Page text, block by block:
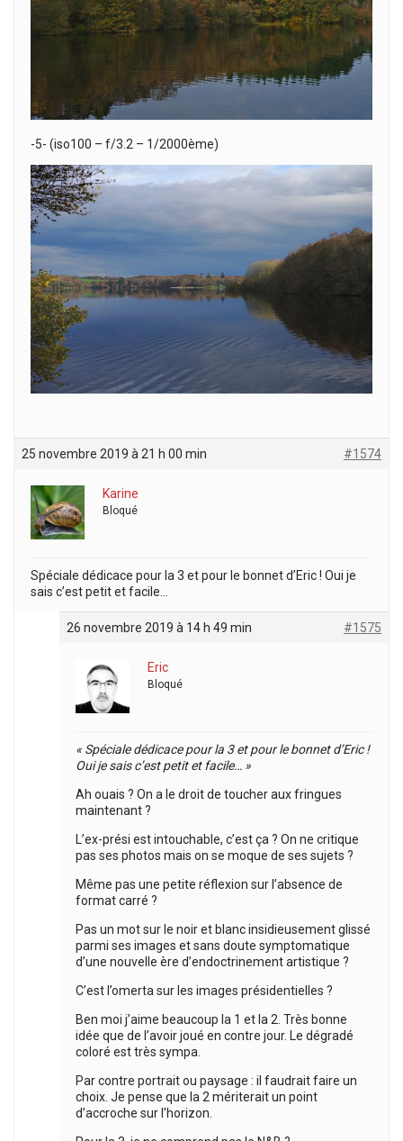
-5- (iso100 – f/3.2 – 1/2000ème)
25 novembre 2019 à 21 h 00 min #1574
Karine
Bloqué
Spéciale dédicace pour la 3 et pour le bonnet d’Eric ! Oui je
sais c’est petit et facile…
26 novembre 2019 à 14 h 49 min #1575
Eric
Bloqué
« Spéciale dédicace pour la 3 et pour le bonnet d’Eric !
Oui je sais c’est petit et facile… »
Ah ouais ? On a le droit de toucher aux fringues
maintenant ?
L’ex-prési est intouchable, c’est ça ? On ne critique
pas ses photos mais on se moque de ses sujets ?
Même pas une petite réflexion sur l’absence de
format carré ?
Pas un mot sur le noir et blanc insidieusement glissé
parmi ses images et sans doute symptomatique
d’une nouvelle ère d’endoctrinement artistique ?
C’est l’omerta sur les images présidentielles ?
Ben moi j’aime beaucoup la 1 et la 2. Très bonne
idée que de l’avoir joué en contre jour. Le dégradé
coloré est très sympa.
Par contre portrait ou paysage : il faudrait faire un
choix. Je pense que la 2 mériterait un point
d’accroche sur l’horizon.